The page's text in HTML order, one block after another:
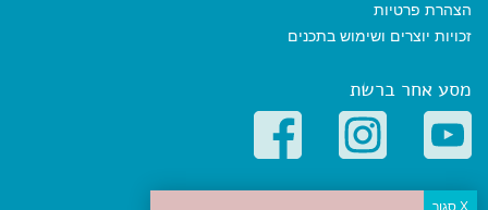
הצהרת פרטיות
זכויות יוצרים ושימוש בתכנים
מסע אחר ברשת
קטגוריות פופולריות